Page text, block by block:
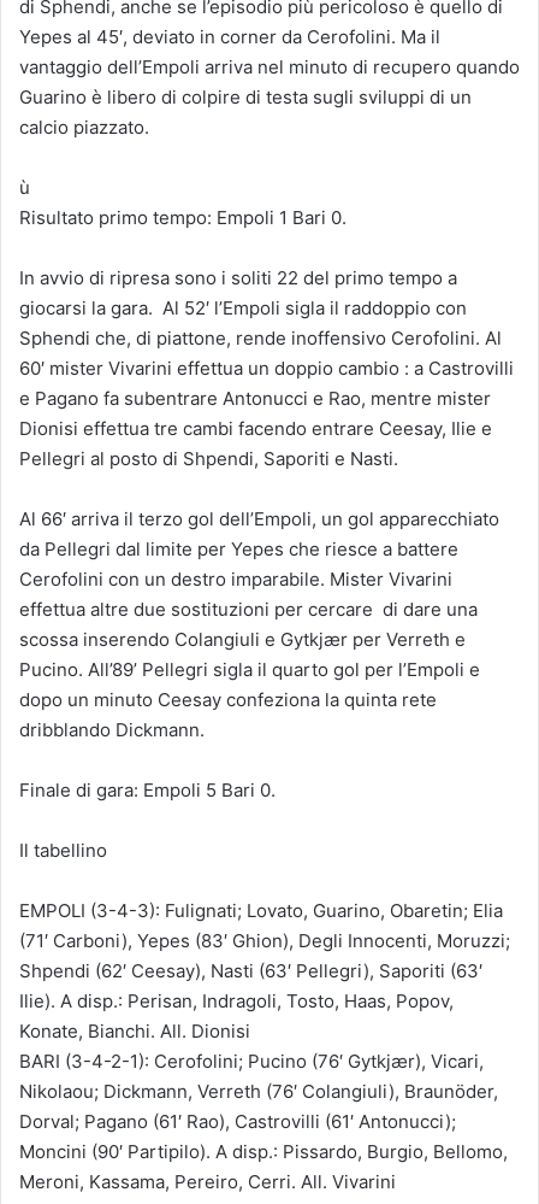
di Sphendi, anche se l’episodio più pericoloso è quello di
Yepes al 45′, deviato in corner da Cerofolini. Ma il
vantaggio dell’Empoli arriva nel minuto di recupero quando
Guarino è libero di colpire di testa sugli sviluppi di un
calcio piazzato.
ù
Risultato primo tempo: Empoli 1 Bari 0.
In avvio di ripresa sono i soliti 22 del primo tempo a
giocarsi la gara. Al 52′ l’Empoli sigla il raddoppio con
Sphendi che, di piattone, rende inoffensivo Cerofolini. Al
60′ mister Vivarini effettua un doppio cambio : a Castrovilli
e Pagano fa subentrare Antonucci e Rao, mentre mister
Dionisi effettua tre cambi facendo entrare Ceesay, Ilie e
Pellegri al posto di Shpendi, Saporiti e Nasti.
Al 66′ arriva il terzo gol dell’Empoli, un gol apparecchiato
da Pellegri dal limite per Yepes che riesce a battere
Cerofolini con un destro imparabile. Mister Vivarini
effettua altre due sostituzioni per cercare di dare una
scossa inserendo Colangiuli e Gytkjær per Verreth e
Pucino. All’89’ Pellegri sigla il quarto gol per l’Empoli e
dopo un minuto Ceesay confeziona la quinta rete
dribblando Dickmann.
Finale di gara: Empoli 5 Bari 0.
Il tabellino
EMPOLI (3-4-3): Fulignati; Lovato, Guarino, Obaretin; Elia
(71′ Carboni), Yepes (83′ Ghion), Degli Innocenti, Moruzzi;
Shpendi (62′ Ceesay), Nasti (63′ Pellegri), Saporiti (63′
Ilie). A disp.: Perisan, Indragoli, Tosto, Haas, Popov,
Konate, Bianchi. All. Dionisi
BARI (3-4-2-1): Cerofolini; Pucino (76′ Gytkjær), Vicari,
Nikolaou; Dickmann, Verreth (76′ Colangiuli), Braunöder,
Dorval; Pagano (61′ Rao), Castrovilli (61′ Antonucci);
Moncini (90′ Partipilo). A disp.: Pissardo, Burgio, Bellomo,
Meroni, Kassama, Pereiro, Cerri. All. Vivarini